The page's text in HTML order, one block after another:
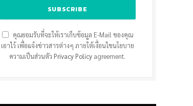
คุณยอมรับที่จะให้เราเก็บข้อมูล E-Mail ของคุณ
เอาไว้ เพื่อแจ้งข่าวสารต่างๆ ภายใต้เงื่อนไขนโยบาย
ความเป็นส่วนตัว Privacy Policy agreement.